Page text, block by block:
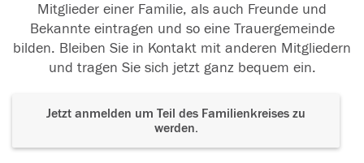
Mitglieder einer Familie, als auch Freunde und
Bekannte eintragen und so eine Trauergemeinde
bilden. Bleiben Sie in Kontakt mit anderen Mitgliedern
und tragen Sie sich jetzt ganz bequem ein.
Jetzt anmelden um Teil des Familienkreises zu
werden.